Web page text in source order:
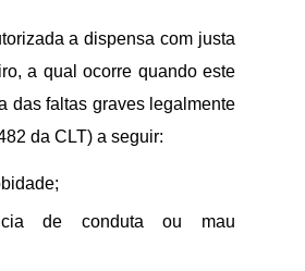
a dispensa com justa
a qual ocorre quando este
das faltas graves legalmente
da CLT) a seguir:
de conduta ou mau